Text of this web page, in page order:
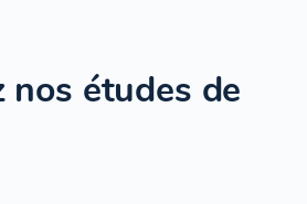
nos études de